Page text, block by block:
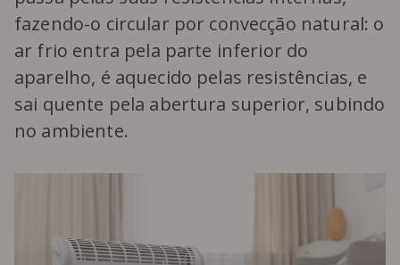
fazendo-o circular por convecção natural: o
ar frio entra pela parte inferior do
aparelho, é aquecido pelas resistências, e
sai quente pela abertura superior, subindo
no ambiente.